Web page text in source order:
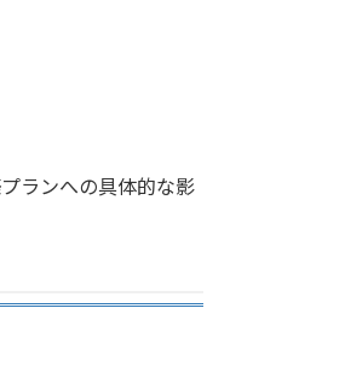
ランへの具体的な影